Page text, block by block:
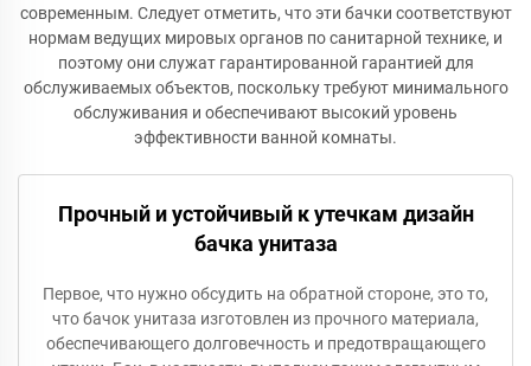
современным. Следует отметить, что эти бачки соответствуют
нормам ведущих мировых органов по санитарной технике, и
поэтому они служат гарантированной гарантией для
обслуживаемых объектов, поскольку требуют минимального
обслуживания и обеспечивают высокий уровень
эффективности ванной комнаты.
Прочный и устойчивый к утечкам дизайн
бачка унитаза
Первое, что нужно обсудить на обратной стороне, это то,
что бачок унитаза изготовлен из прочного материала,
обеспечивающего долговечность и предотвращающего